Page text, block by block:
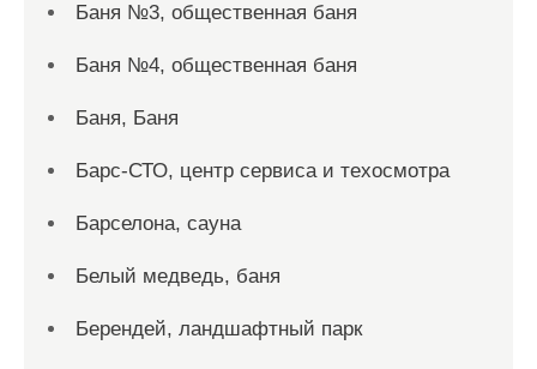
Баня №3, общественная баня
Баня №4, общественная баня
Баня, Баня
Барс-СТО, центр сервиса и техосмотра
Барселона, сауна
Белый медведь, баня
Берендей, ландшафтный парк